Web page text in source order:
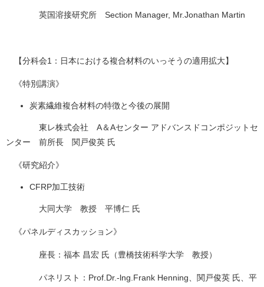
英国溶接研究所 Section Manager, Mr.Jonathan Martin
【分科会1：日本における複合材料のいっそうの適用拡大】
《特別講演》
炭素繊維複合材料の特徴と今後の展開
東レ株式会社 A＆Aセンター アドバンスドコンポジットセ
ンター 前所長 関戸俊英 氏
《研究紹介》
CFRP加工技術
大同大学 教授 平博仁 氏
《パネルディスカッション》
座長：福本 昌宏 氏（豊橋技術科学大学 教授）
パネリスト：Prof.Dr.-lng.Frank Henning、関戸俊英 氏、平